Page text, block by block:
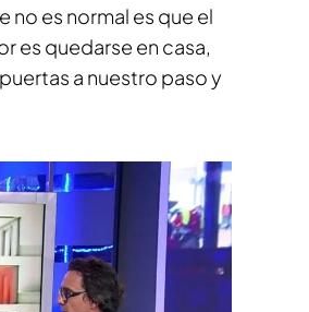
no es normal es que el
es quedarse en casa,
a nuestro paso y